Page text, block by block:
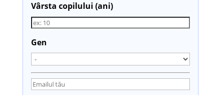
Vârsta copilului (ani)
Gen